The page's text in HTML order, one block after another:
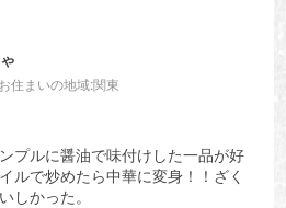
お住まいの地域:関東
プルに醤油で味付けした一品が好
ルで炒めたら中華に変身！！ざく
しかった。